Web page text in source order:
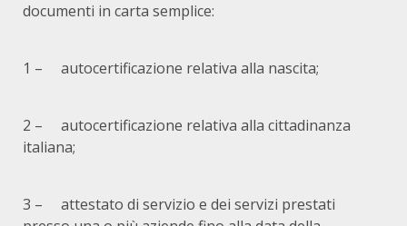
documenti in carta semplice:
1 – autocertificazione relativa alla nascita;
2 – autocertificazione relativa alla cittadinanza
italiana;
3 – attestato di servizio e dei servizi prestati